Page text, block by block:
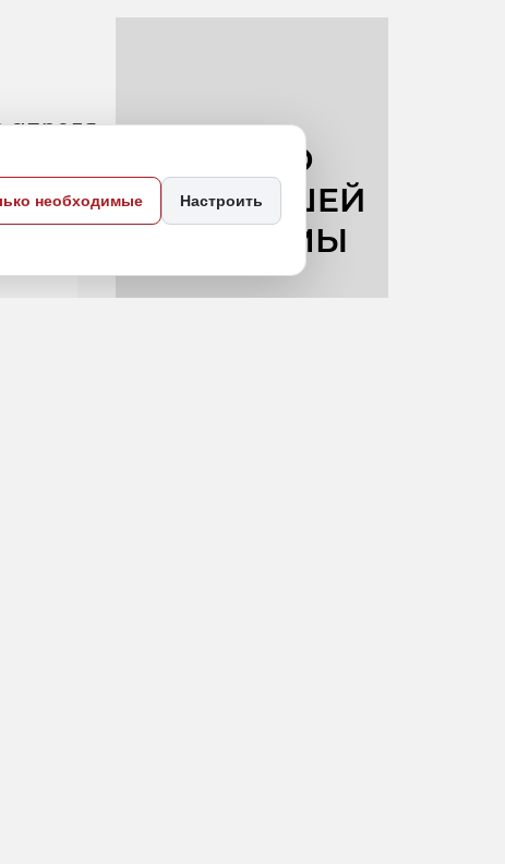
апреля
необходимые Настроить